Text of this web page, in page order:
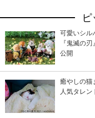
可愛いシル
『鬼滅の
公開
癒やしの猫
人気タレ